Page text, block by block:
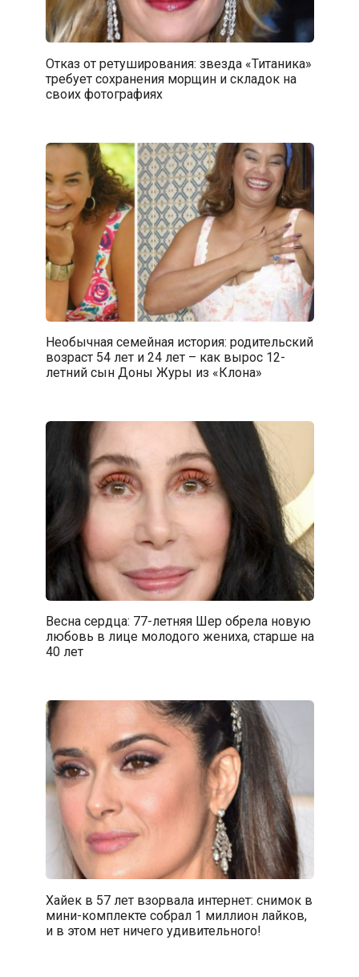
Отказ от ретуширования: звезда «Титаника»
требует сохранения морщин и складок на
своих фотографиях
Необычная семейная история: родительский
возраст 54 лет и 24 лет – как вырос 12-
летний сын Доны Журы из «Клона»
Весна сердца: 77-летняя Шер обрела новую
любовь в лице молодого жениха, старше на
40 лет
Хайек в 57 лет взорвала интернет: снимок в
мини-комплекте собрал 1 миллион лайков,
и в этом нет ничего удивительного!